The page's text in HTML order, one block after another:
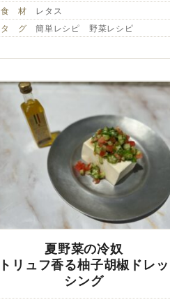
食 材
レタス
タ グ
簡単レシピ 野菜レシピ
夏野菜の冷奴
トリュフ香る柚子胡椒ドレッ
シング